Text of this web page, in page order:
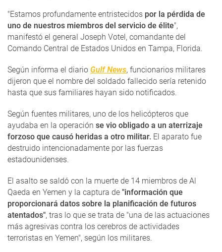
"Estamos profundamente entristecidos por la pérdida de
uno de nuestros miembros del servicio de élite",
manifestó el general Joseph Votel, comandante del
Comando Central de Estados Unidos en Tampa, Florida.
Según informa el diario Gulf News, funcionarios militares
dijeron que el nombre del soldado fallecido sería retenido
hasta que sus familiares hayan sido notificados.
Según fuentes militares, uno de los helicópteros que
ayudaba en la operación se vio obligado a un aterrizaje
forzoso que causó heridas a otro militar. El aparato fue
destruido intencionadamente por las fuerzas
estadounidenses.
El asalto se saldó con la muerte de 14 miembros de Al
Qaeda en Yemen y la captura de "información que
proporcionará datos sobre la planificación de futuros
atentados", tras lo que se trata de "una de las actuaciones
más agresivas contra los cerebros de actividades
terroristas en Yemen", según los militares.